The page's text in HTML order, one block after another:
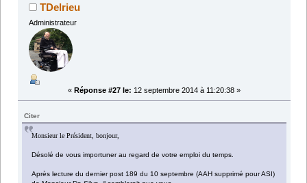
TDelrieu
Administrateur
« Réponse #27 le: 12 septembre 2014 à 11:20:38 »
Citer
Monsieur le Président, bonjour,
Désolé de vous importuner au regard de votre emploi du temps.
Après lecture du dernier post 189 du 10 septembre (AAH supprimé pour ASI)